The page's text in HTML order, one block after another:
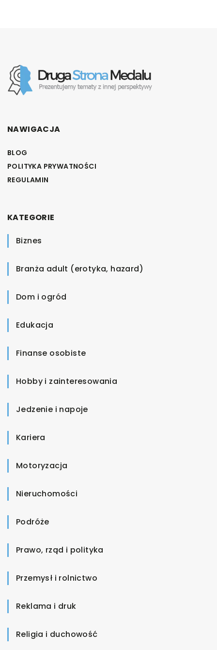
NAWIGACJA
BLOG
POLITYKA PRYWATNOŚCI
REGULAMIN
KATEGORIE
Biznes
Branża adult (erotyka, hazard)
Dom i ogród
Edukacja
Finanse osobiste
Hobby i zainteresowania
Jedzenie i napoje
Kariera
Motoryzacja
Nieruchomości
Podróże
Prawo, rząd i polityka
Przemysł i rolnictwo
Reklama i druk
Religia i duchowość